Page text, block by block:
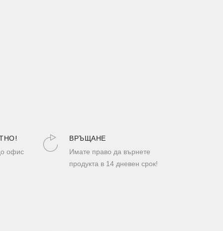
офис
ВРЪЩАНЕ
Имате право да върнете
продукта в 14 дневен срок!